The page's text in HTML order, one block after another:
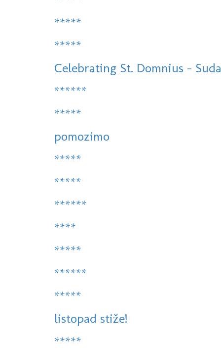
*****
*****
Celebrating St. Domnius -
******
*****
pomozimo
*****
*****
******
****
*****
******
*****
listopad stiže!
*****